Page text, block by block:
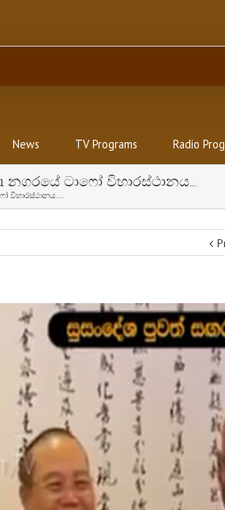
News TV Programs Radio
නගරයේ ටාෆෝ විහාරස්ථානය….
විහාරස්ථානය….